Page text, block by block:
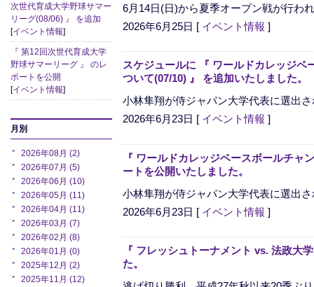
次世代育成大学野球サマー
リーグ(08/06) 』 を追加
[イベント情報]
『 第12回次世代育成大学
野球サマーリーグ 』 のレ
ポートを公開
[イベント情報]
月別
2026年08月 (2)
2026年07月 (5)
2026年06月 (10)
2026年05月 (11)
2026年04月 (11)
2026年03月 (7)
2026年02月 (8)
2026年01月 (0)
2025年12月 (2)
2025年11月 (12)
6月14日(日)から夏季オープン戦が行わ
2026年6月25日 [ イベント情報 ]
スケジュールに 『 ワールドカレッジベ
ついて(07/10) 』 を追加いたしました。
小林隼翔が侍ジャパン大学代表に選出
2026年6月23日 [ イベント情報 ]
『 ワールドカレッジベースボールチャ
ートを公開いたしました。
小林隼翔が侍ジャパン大学代表に選出
2026年6月23日 [ イベント情報 ]
『 フレッシュトーナメント vs. 法政大
た。